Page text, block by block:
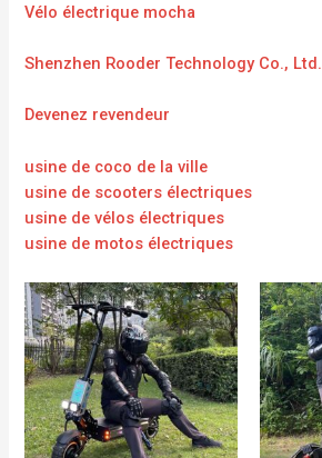
Vélo électrique mocha
Shenzhen Rooder Technology Co., Ltd.
Devenez revendeur
usine de coco de la ville
usine de scooters électriques
usine de vélos électriques
usine de motos électriques